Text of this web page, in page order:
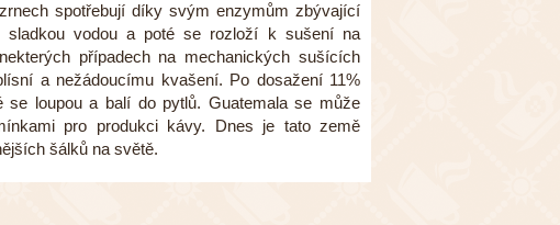
spotřebují díky svým enzymům zbývající
sladkou vodou a poté se rozloží k sušení na
případech na mechanických sušících
a nežádoucímu kvašení. Po dosažení 11%
loupou a balí do pytlů. Guatemala se může
pro produkci kávy. Dnes je tato země
šálků na světě.